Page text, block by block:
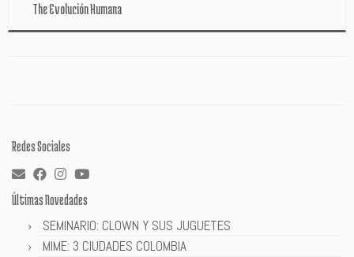
The Evolución Humana
Redes Sociales
Últimas Novedades
SEMINARIO: CLOWN Y SUS JUGUETES
MIME: 3 CIUDADES COLOMBIA